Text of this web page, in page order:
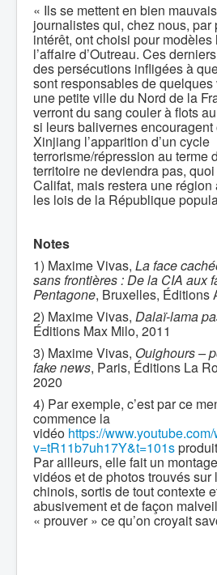
« Ils se mettent en bien
journalistes qui, chez nous, par
intérêt, ont choisi pour
l’affaire d’Outreau. Ces
des persécutions infligées à
sont responsables de
une petite ville du Nord de la
verront du sang couler à flots
si leurs balivernes encouragent
Xinjiang l’apparition d’un cycle
terrorisme/répression au terme
territoire ne deviendra pas, quoi
Califat, mais restera une
les lois de la République
Notes
1) Maxime Vivas, La face
sans frontières : De la CIA aux
Pentagone, Bruxelles, Éditions
2) Maxime Vivas, Dalaï-lama
Éditions Max Milo, 2011
3) Maxime Vivas, Ouighours –
fake news, Paris, Éditions La
2020
4) Par exemple, c’est par ce
commence la
vidéo https://
v=tR11b7uh17Y&t=101s
Par ailleurs, elle fait un
vidéos et de photos trouvés
chinois, sortis de tout contexte
abusivement et de façon
« prouver » ce qu’on croyait